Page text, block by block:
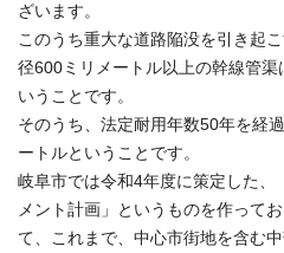
ざいます。
このうち重大な道路陥没を引き起
径600ミリメートル以上の幹線管
いうことです。
そのうち、法定耐用年数50年を経
ートルということです。
岐阜市では令和4年度に策定した、
メント計画」というものを作って
て、これまで、中心市街地を含む